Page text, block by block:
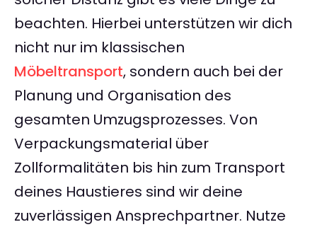
beachten. Hierbei unterstützen wir dich
nicht nur im klassischen
Möbeltransport, sondern auch bei der
Planung und Organisation des
gesamten Umzugsprozesses. Von
Verpackungsmaterial über
Zollformalitäten bis hin zum Transport
deines Haustieres sind wir deine
zuverlässigen Ansprechpartner. Nutze